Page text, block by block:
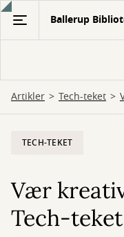
Gå
hovedindhold
Ballerup
Artikler Tech-teket
TECH-TEKET
Vær
Tech-teket